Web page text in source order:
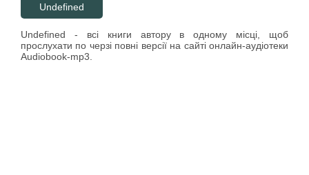
Undefined
Undefined - всі книги автору в одному місці, щоб
прослухати по черзі повні версії на сайті онлайн-аудіотеки
Audiobook-mp3.